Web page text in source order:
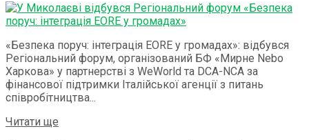
«Безпека поруч: інтеграція EORE у громадах»: відбувся
Регіональний форум, організований БФ «Мирне Nebo
Харкова» у партнерстві з WeWorld та DCA-NCA за
фінансової підтримки Італійської агенції з питань
співробітництва...
Читати ще